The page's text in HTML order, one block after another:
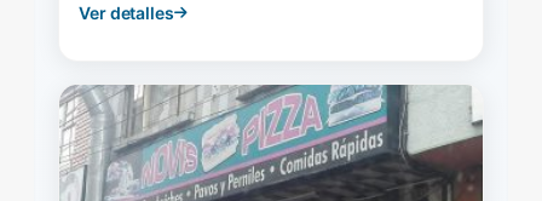
Ver detalles